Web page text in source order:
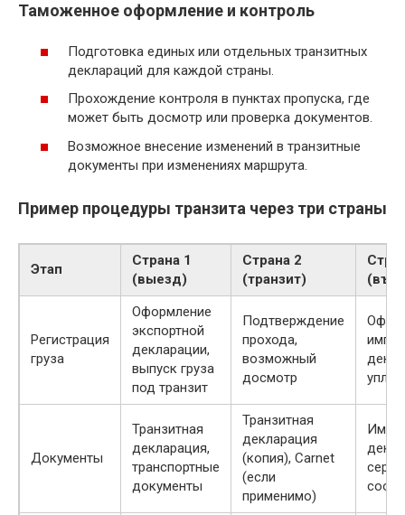
Таможенное оформление и контроль
Подготовка единых или отдельных транзитных
деклараций для каждой страны.
Прохождение контроля в пунктах пропуска, где
может быть досмотр или проверка документов.
Возможное внесение изменений в транзитные
документы при изменениях маршрута.
Пример процедуры транзита через три страны
Этап
Страна 1
(выезд)
Страна 2
(транзит)
Регистрация
груза
Оформление
экспортной
декларации,
выпуск груза
под транзит
Подтверждение
прохода,
возможный
досмотр
Документы
Транзитная
декларация,
транспортные
документы
Транзитная
декларация
(копия), Carnet
(если
применимо)